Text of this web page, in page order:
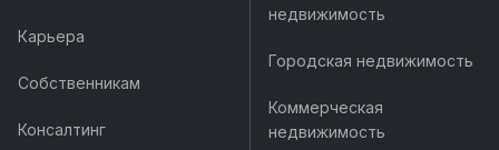
Карьера
Собственникам
Консалтинг
недвижимость
Городская недвижимость
Коммерческая
недвижимость